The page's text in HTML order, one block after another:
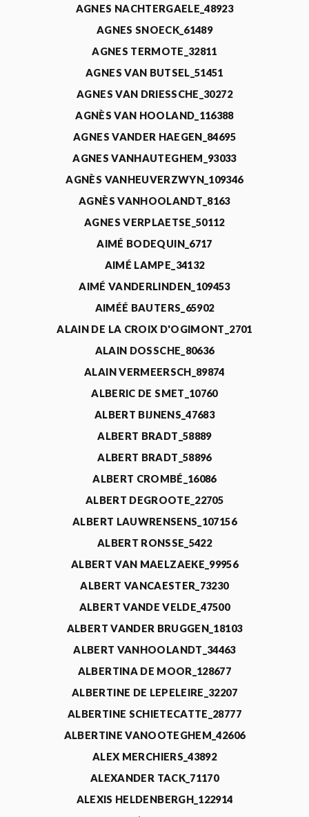
AGNES NACHTERGAELE_48923
AGNES SNOECK_61489
AGNES TERMOTE_32811
AGNES VAN BUTSEL_51451
AGNES VAN DRIESSCHE_30272
AGNÈS VAN HOOLAND_116388
AGNES VANDER HAEGEN_84695
AGNES VANHAUTEGHEM_93033
AGNÈS VANHEUVERZWYN_109346
AGNÈS VANHOOLANDT_8163
AGNES VERPLAETSE_50112
AIMÉ BODEQUIN_6717
AIMÉ LAMPE_34132
AIMÉ VANDERLINDEN_109453
AIMÉÉ BAUTERS_65902
ALAIN DE LA CROIX D'OGIMONT_2701
ALAIN DOSSCHE_80636
ALAIN VERMEERSCH_89874
ALBERIC DE SMET_10760
ALBERT BIJNENS_47683
ALBERT BRADT_58889
ALBERT BRADT_58896
ALBERT CROMBÉ_16086
ALBERT DEGROOTE_22705
ALBERT LAUWRENSENS_107156
ALBERT RONSSE_5422
ALBERT VAN MAELZAEKE_99956
ALBERT VANCAESTER_73230
ALBERT VANDE VELDE_47500
ALBERT VANDER BRUGGEN_18103
ALBERT VANHOOLANDT_34463
ALBERTINA DE MOOR_128677
ALBERTINE DE LEPELEIRE_32207
ALBERTINE SCHIETECATTE_28777
ALBERTINE VANOOTEGHEM_42606
ALEX MERCHIERS_43892
ALEXANDER TACK_71170
ALEXIS HELDENBERGH_122914